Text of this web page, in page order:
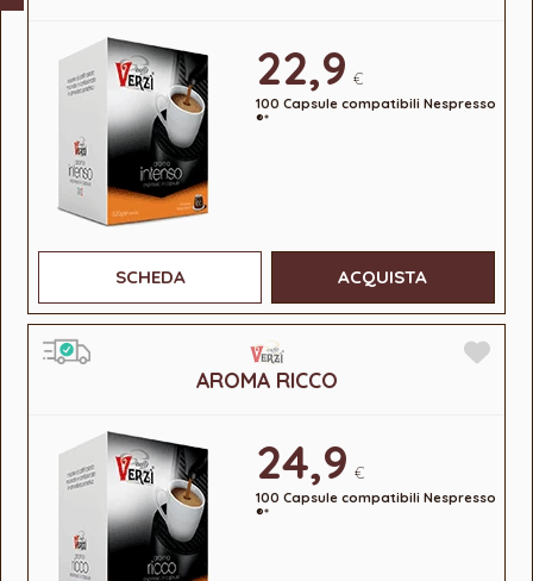
22,9 €
100 Capsule compatibili Nespresso
®*
SCHEDA ACQUISTA
AROMA RICCO
24,9 €
100 Capsule compatibili Nespresso
®*